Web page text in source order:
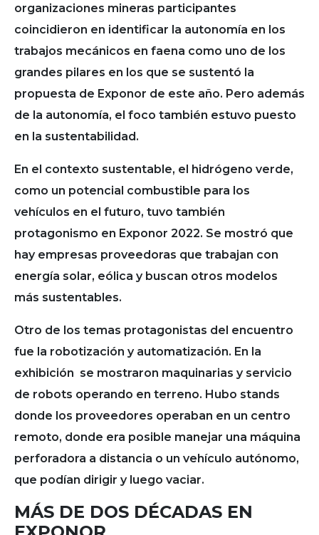
organizaciones mineras participantes
coincidieron en identificar la autonomía en los
trabajos mecánicos en faena como uno de los
grandes pilares en los que se sustentó la
propuesta de Exponor de este año. Pero además
de la autonomía, el foco también estuvo puesto
en la sustentabilidad.
En el contexto sustentable, el hidrógeno verde,
como un potencial combustible para los
vehículos en el futuro, tuvo también
protagonismo en Exponor 2022. Se mostró que
hay empresas proveedoras que trabajan con
energía solar, eólica y buscan otros modelos
más sustentables.
Otro de los temas protagonistas del encuentro
fue la robotización y automatización. En la
exhibición se mostraron maquinarias y servicio
de robots operando en terreno. Hubo stands
donde los proveedores operaban en un centro
remoto, donde era posible manejar una máquina
perforadora a distancia o un vehículo autónomo,
que podían dirigir y luego vaciar.
MÁS DE DOS DÉCADAS EN